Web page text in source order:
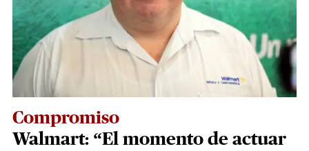
Compromiso
Walmart: “El momento de actuar